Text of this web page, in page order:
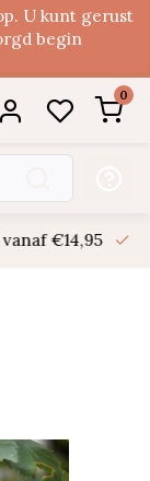
U kunt gerust
begin
0
€14,95